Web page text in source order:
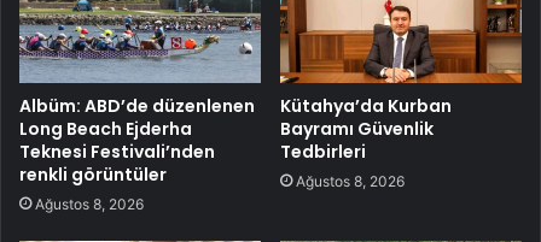
Albüm: ABD’de düzenlenen
Long Beach Ejderha
Teknesi Festivali’nden
renkli görüntüler
Ağustos 8, 2026
Kütahya’da Kurban
Bayramı Güvenlik
Tedbirleri
Ağustos 8, 2026